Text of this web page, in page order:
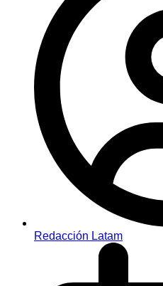
Redacción Latam